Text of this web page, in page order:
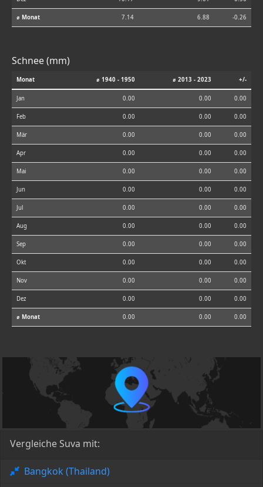
⌀ Monat 7.14 6.88 -0.26
Schnee (mm)
Monat ⌀ 1940 - 1950 ⌀ 2013 - 2023 +/-
Jan 0.00 0.00 0.00
Feb 0.00 0.00 0.00
Mär 0.00 0.00 0.00
Apr 0.00 0.00 0.00
Mai 0.00 0.00 0.00
Jun 0.00 0.00 0.00
Jul 0.00 0.00 0.00
Aug 0.00 0.00 0.00
Sep 0.00 0.00 0.00
Okt 0.00 0.00 0.00
Nov 0.00 0.00 0.00
Dez 0.00 0.00 0.00
⌀ Monat 0.00 0.00 0.00
Vergleiche Suva mit:
Bangkok (Thailand)